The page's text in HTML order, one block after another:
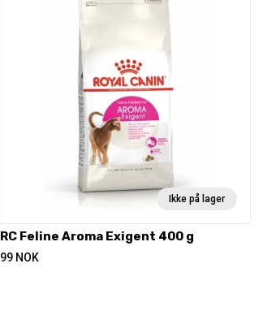
Ikke på lager
RC Feline Aroma Exigent 400 g
99 NOK